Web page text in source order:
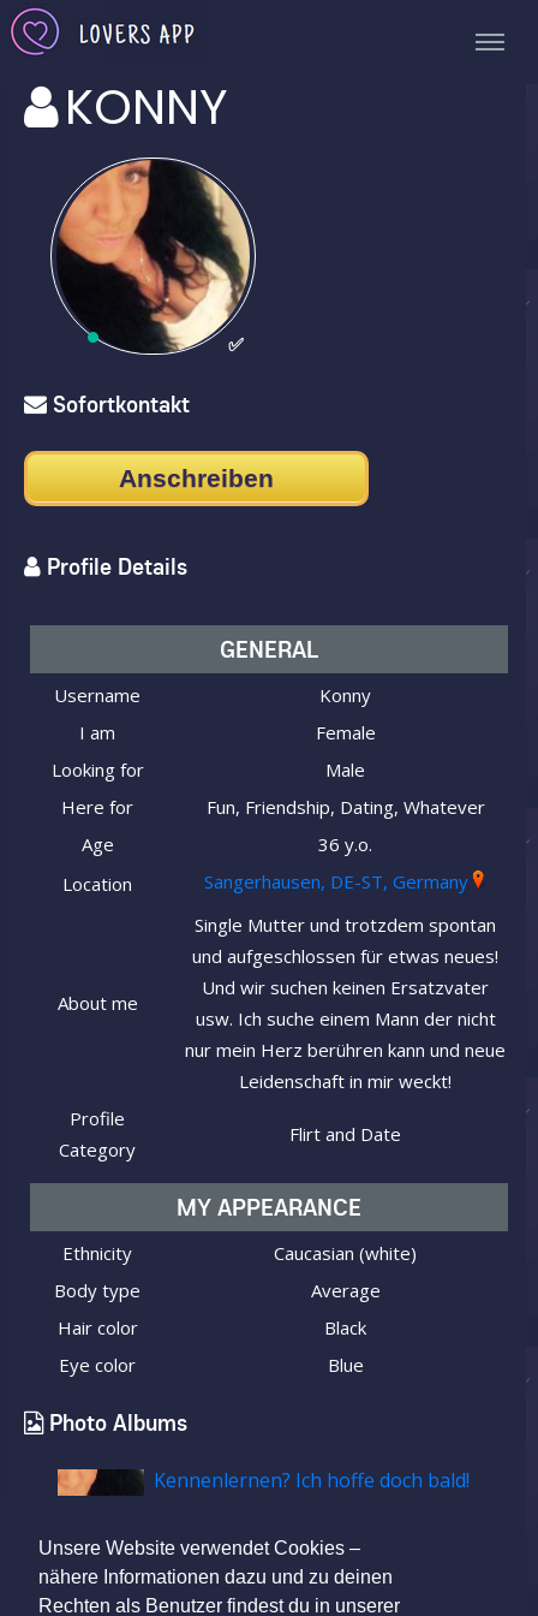
Unsere Website verwendet Cookies –
nähere Informationen dazu und zu deinen
Rechten als Benutzer findest du in unserer
KONNY
✅
Sofortkontakt
Anschreiben
Profile Details
GENERAL
Username
Konny
I am
Female
Looking for
Male
Here for
Fun, Friendship, Dating, Whatever
Age
36 y.o.
Location
Sangerhausen, DE-ST, Germany
About me
Single Mutter und trotzdem spontan
und aufgeschlossen für etwas neues!
Und wir suchen keinen Ersatzvater
usw. Ich suche einem Mann der nicht
nur mein Herz berühren kann und neue
Leidenschaft in mir weckt!
Profile
Category
Flirt and Date
MY APPEARANCE
Ethnicity
Caucasian (white)
Body type
Average
Hair color
Black
Eye color
Blue
Photo Albums
Kennenlernen? Ich hoffe doch bald!